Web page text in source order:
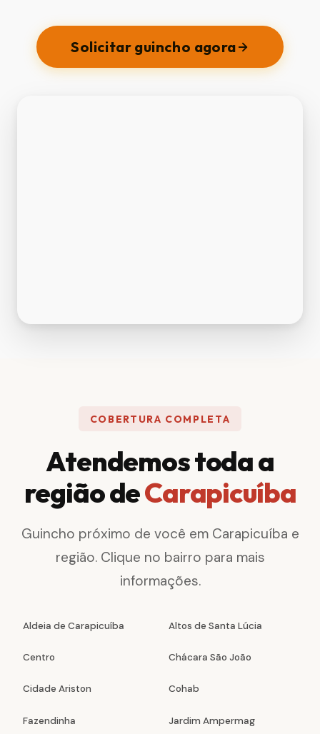
Solicitar guincho agora
COBERTURA COMPLETA
Atendemos toda a
região deCarapicuíba
Guincho próximo de você em Carapicuíba e
região. Clique no bairro para mais
informações.
Aldeia de Carapicuíba Altos de Santa Lúcia
Centro Chácara São João
Cidade Ariston Cohab
Fazendinha Jardim Ampermag